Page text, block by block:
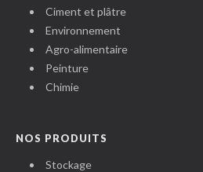
Ciment et plâtre
Environnement
Agro-alimentaire
Peinture
Chimie
NOS PRODUITS
Stockage